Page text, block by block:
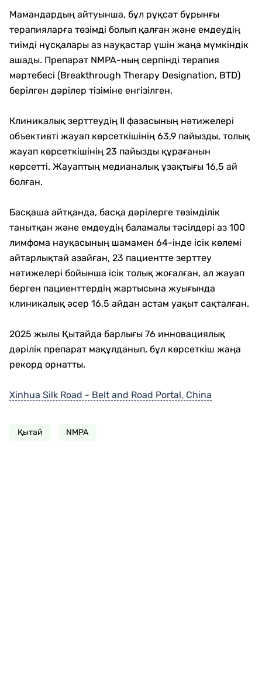
Мамандардың айтуынша, бұл рұқсат бұрынғы
терапияларға төзімді болып қалған және емдеудің
тиімді нұсқалары аз науқастар үшін жаңа мүмкіндік
ашады. Препарат NMPA-ның серпінді терапия
мәртебесі (Breakthrough Therapy Designation, BTD)
берілген дәрілер тізіміне енгізілген.
Клиникалық зерттеудің II фазасының нәтижелері
объективті жауап көрсеткішінің 63,9 пайызды, толық
жауап көрсеткішінің 23 пайызды құрағанын
көрсетті. Жауаптың медианалық ұзақтығы 16,5 ай
болған.
Басқаша айтқанда, басқа дәрілерге төзімділік
танытқан және емдеудің баламалы тәсілдері аз 100
лимфома науқасының шамамен 64-інде ісік көлемі
айтарлықтай азайған, 23 пациентте зерттеу
нәтижелері бойынша ісік толық жоғалған, ал жауап
берген пациенттердің жартысына жуығында
клиникалық әсер 16,5 айдан астам уақыт сақталған.
2025 жылы Қытайда барлығы 76 инновациялық
дәрілік препарат мақұлданып, бұл көрсеткіш жаңа
рекорд орнатты.
Xinhua Silk Road - Belt and Road Portal, China
Қытай NMPA